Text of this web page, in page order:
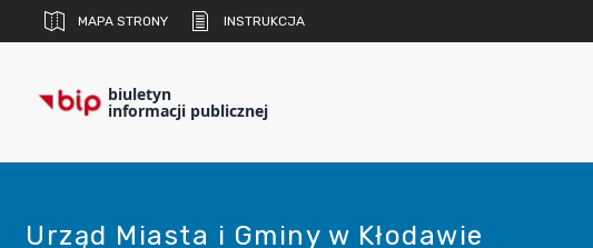
MAPA STRONY INSTRUKCJA
biuletyn
informacji publicznej
Urząd Miasta i Gminy w Kłodawie